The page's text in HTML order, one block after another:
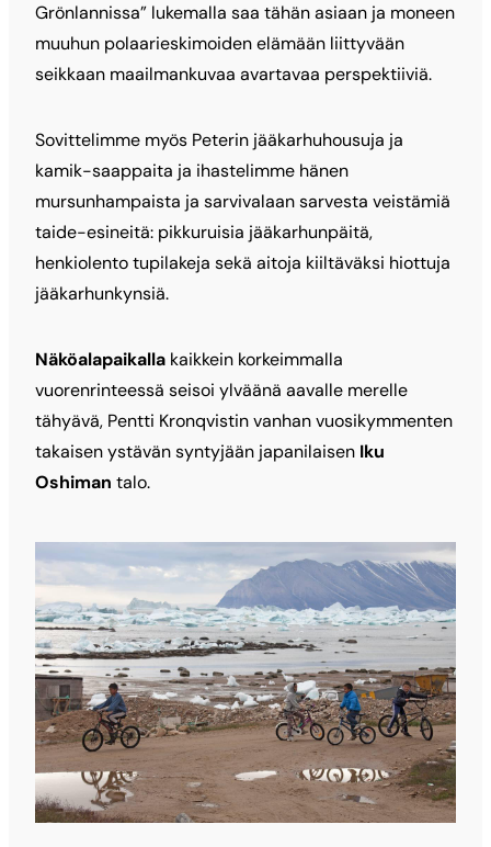
Grönlannissa” lukemalla saa tähän asiaan ja moneen
muuhun polaarieskimoiden elämään liittyvään
seikkaan maailmankuvaa avartavaa perspektiiviä.
Sovittelimme myös Peterin jääkarhuhousuja ja
kamik-saappaita ja ihastelimme hänen
mursunhampaista ja sarvivalaan sarvesta veistämiä
taide-esineitä: pikkuruisia jääkarhunpäitä,
henkiolento tupilakeja sekä aitoja kiiltäväksi hiottuja
jääkarhunkynsiä.
Näköalapaikalla kaikkein korkeimmalla
vuorenrinteessä seisoi ylväänä aavalle merelle
tähyävä, Pentti Kronqvistin vanhan vuosikymmenten
takaisen ystävän syntyjään japanilaisen Iku
Oshiman talo.